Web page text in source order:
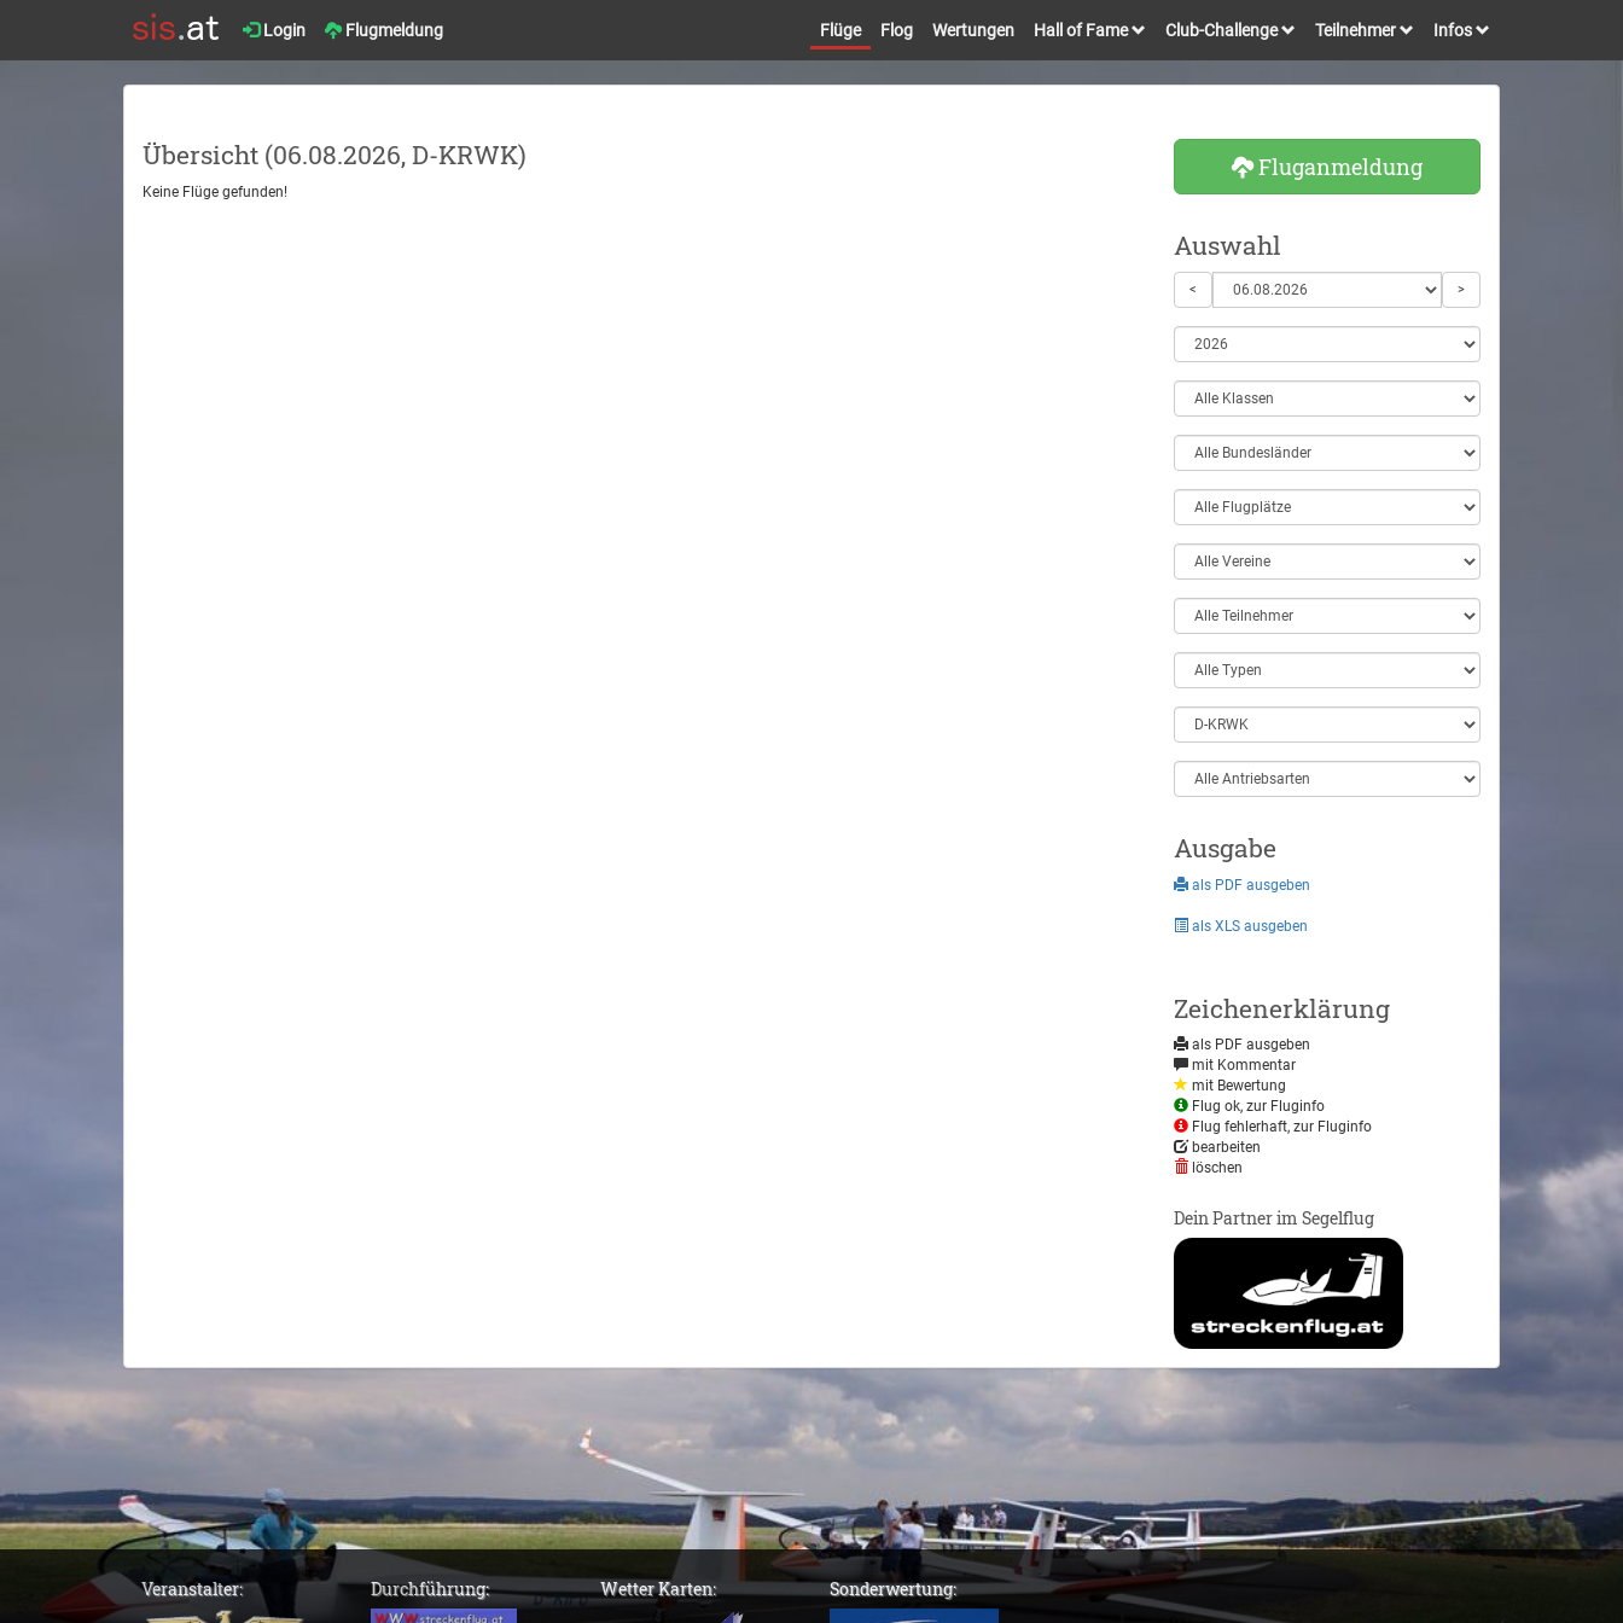
Login Flugmeldung Flüge Flog Wertungen Hall of Fame Club-Challenge Teilnehmer Infos
Fluganmeldung
Auswahl
< >
Ausgabe
als PDF ausgeben
als XLS ausgeben
Zeichenerklärung
als PDF ausgeben
mit Kommentar
mit Bewertung
Flug ok, zur Fluginfo
Flug fehlerhaft, zur Fluginfo
bearbeiten
löschen
Dein Partner im Segelflug
Übersicht (06.08.2026, D-KRWK)
Keine Flüge gefunden!
Veranstalter: Durchführung: Wetter Karten: Sonderwertung: